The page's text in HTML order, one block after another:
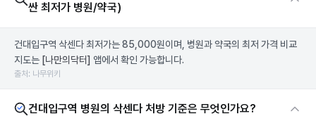
싼 최저가 병원/약국)
건대입구역 삭센다 최저가는 85,000원이며, 병원과 약국의 최저 가격 비교
지도는 [나만의닥터] 앱에서 확인 가능합니다.
출처: 나무위키
건대입구역 병원의 삭센다 처방 기준은 무엇인가요?